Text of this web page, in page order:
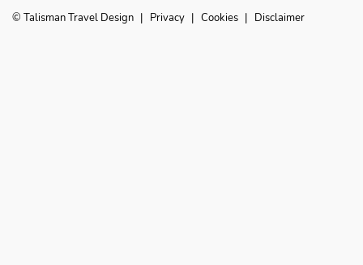
© Talisman Travel Design | Privacy | Cookies | Disclaimer